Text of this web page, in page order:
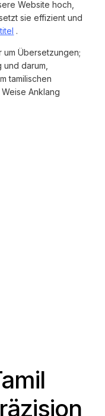
Website hoch,
sie effizient und
.
um Übersetzungen;
darum,
tamilischen
Anklang